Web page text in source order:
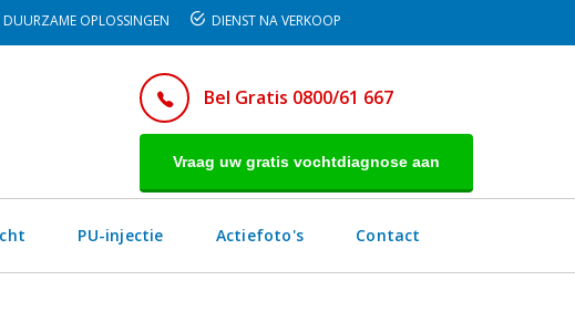
DUURZAME OPLOSSINGEN DIENST NA VERKOOP
Bel Gratis 0800/61 667
Vraag uw gratis vochtdiagnose aan
PU-injectie Actiefoto's Contact